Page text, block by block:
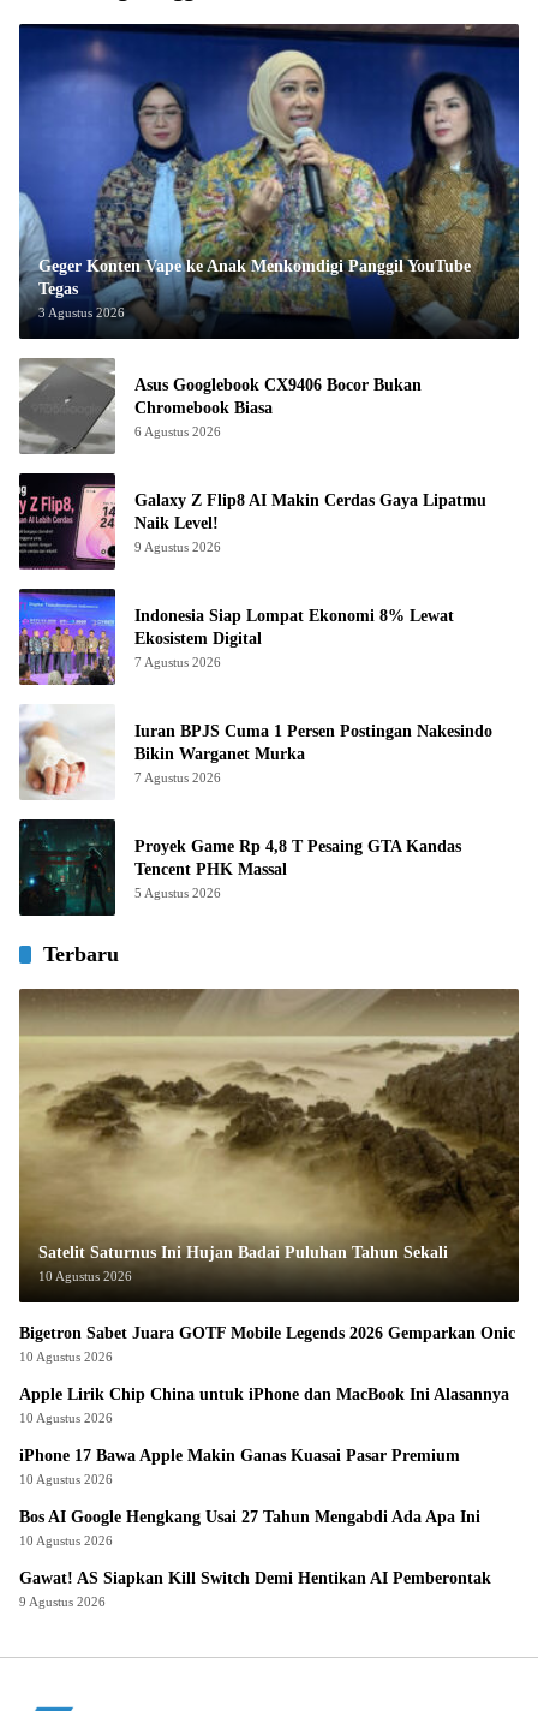
Geger Konten Vape ke Anak Menkomdigi Panggil YouTube
Tegas
3 Agustus 2026
Asus Googlebook CX9406 Bocor Bukan
Chromebook Biasa
6 Agustus 2026
Galaxy Z Flip8 AI Makin Cerdas Gaya Lipatmu
Naik Level!
9 Agustus 2026
Indonesia Siap Lompat Ekonomi 8% Lewat
Ekosistem Digital
7 Agustus 2026
Iuran BPJS Cuma 1 Persen Postingan Nakesindo
Bikin Warganet Murka
7 Agustus 2026
Proyek Game Rp 4,8 T Pesaing GTA Kandas
Tencent PHK Massal
5 Agustus 2026
Terbaru
Satelit Saturnus Ini Hujan Badai Puluhan Tahun Sekali
10 Agustus 2026
Bigetron Sabet Juara GOTF Mobile Legends 2026 Gemparkan Onic
10 Agustus 2026
Apple Lirik Chip China untuk iPhone dan MacBook Ini Alasannya
10 Agustus 2026
iPhone 17 Bawa Apple Makin Ganas Kuasai Pasar Premium
10 Agustus 2026
Bos AI Google Hengkang Usai 27 Tahun Mengabdi Ada Apa Ini
10 Agustus 2026
Gawat! AS Siapkan Kill Switch Demi Hentikan AI Pemberontak
9 Agustus 2026